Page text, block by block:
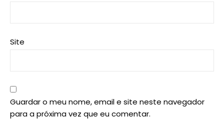
Site
Guardar o meu nome, email e site neste navegador
para a próxima vez que eu comentar.